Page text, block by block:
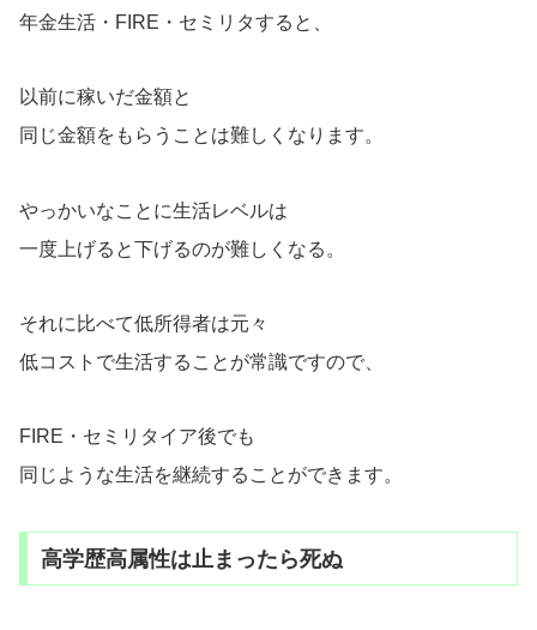
年金生活・FIRE・セミリタすると、
以前に稼いだ金額と
同じ金額をもらうことは難しくなります。
やっかいなことに生活レベルは
一度上げると下げるのが難しくなる。
それに比べて低所得者は元々
低コストで生活することが常識ですので、
FIRE・セミリタイア後でも
同じような生活を継続することができます。
高学歴高属性は止まったら死ぬ